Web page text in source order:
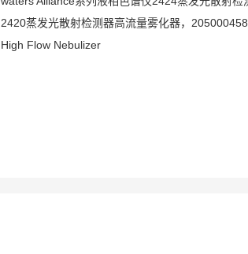
2420蒸发光散射检测器高流量雾化器，205000458
High Flow Nebulizer